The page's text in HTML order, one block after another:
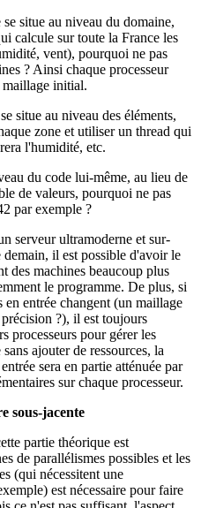
situe au niveau du domaine,
calcule sur toute la France les
vent), pourquoi ne pas
? Ainsi chaque processeur
maillage initial.
situe au niveau des éléments,
zone et utiliser un thread qui
l'humidité, etc.
du code lui-même, au lieu de
de valeurs, pourquoi ne pas
par exemple ?
serveur ultramoderne et sur-
il est possible d'avoir le
des machines beaucoup plus
le programme. De plus, si
entrée changent (un maillage
?), il est toujours
processeurs pour gérer les
ajouter de ressources, la
sera en partie atténuée par
sur chaque processeur.
sous-jacente
partie théorique est
de parallélismes possibles et les
(qui nécessitent une
est nécessaire pour faire